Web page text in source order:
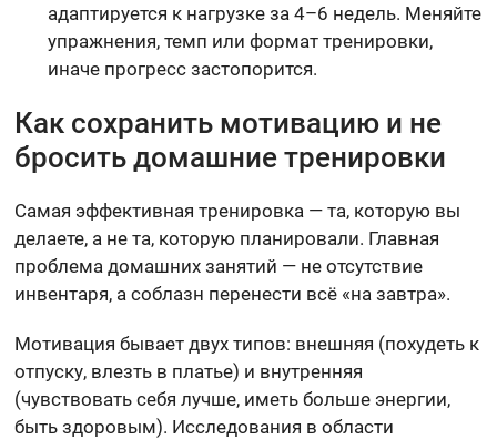
адаптируется к нагрузке за 4–6 недель. Меняйте
упражнения, темп или формат тренировки,
иначе прогресс застопорится.
Как сохранить мотивацию и не
бросить домашние тренировки
Самая эффективная тренировка — та, которую вы
делаете, а не та, которую планировали. Главная
проблема домашних занятий — не отсутствие
инвентаря, а соблазн перенести всё «на завтра».
Мотивация бывает двух типов: внешняя (похудеть к
отпуску, влезть в платье) и внутренняя
(чувствовать себя лучше, иметь больше энергии,
быть здоровым). Исследования в области